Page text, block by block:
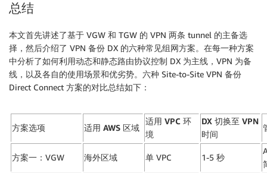
总结
本文首先讲述了基于 VGW 和 TGW 的 VPN 两条 tunnel 的主备选
择，然后介绍了 VPN 备份 DX 的六种常见组网方案。在每一种方案
中分析了如何利用动态和静态路由协议控制 DX 为主线，VPN 为备
线，以及各自的使用场景和优劣势。六种 Site-to-Site VPN 备份
Direct Connect 方案的对比总结如下：
方案选项 适用 AWS 区域
适用 VPC 环
境
DX 切换至 VPN
时间
方案一：VGW 海外区域 单 VPC 1-5 秒